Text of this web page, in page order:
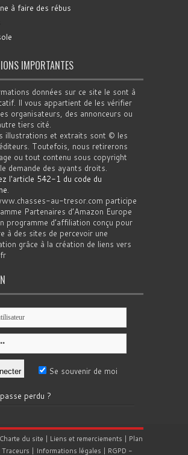
à faire des rébus
IMPORTANTES
données sur ce site le sont à
Il vous appartient de les vérifier
organisateurs, des annonceurs ou
tiers cité.
illustrations et extraits sont © les
Toutefois, nous retirerons
ou tout contenu sous copyright
demande des ayants droits.
l'article 542-1 du code du
.
au-tresor.com participe
Partenaires d’Amazon Europe
programme d’affiliation conçu pour
à des sites de percevoir une
grâce à la création de liens vers
Se souvenir de moi
perdu ?
Charte du site | Liens et remerciements | Plan
Traceurs | Informations légales | RGPD -